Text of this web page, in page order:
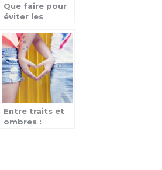
Que faire pour
éviter les
Bon Coin ?
Entre traits et
ombres :